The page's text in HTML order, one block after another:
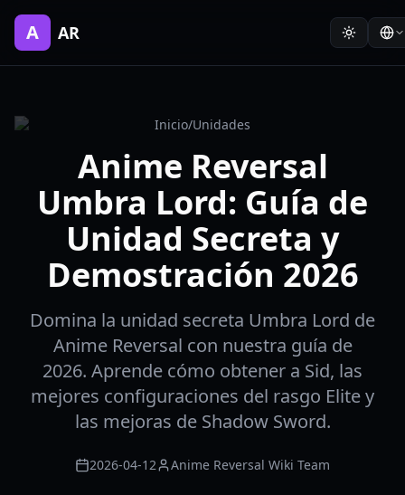
A AR
Inicio/Unidades
Anime Reversal
Umbra Lord: Guía de
Unidad Secreta y
Demostración 2026
Domina la unidad secreta Umbra Lord de
Anime Reversal con nuestra guía de
2026. Aprende cómo obtener a Sid, las
mejores configuraciones del rasgo Elite y
las mejoras de Shadow Sword.
2026-04-12 Anime Reversal Wiki Team